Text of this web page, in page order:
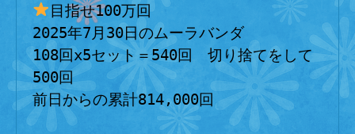
目指せ100万回
2025年7月30日のムーラバンダ
108回x5セット＝540回　切り捨てをして
500回
前日からの累計814,000回